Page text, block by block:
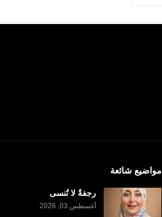
مواضيع شائعة
رجفةٌ لا تُنسى
أغسطس 03, 2026